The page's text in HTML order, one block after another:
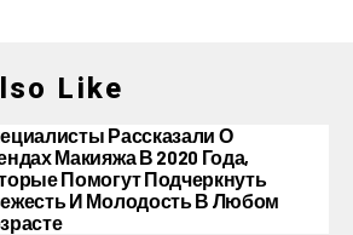
Like
Рассказали О
Макияжа В 2020 Года,
Помогут Подчеркнуть
И Молодость В Любом